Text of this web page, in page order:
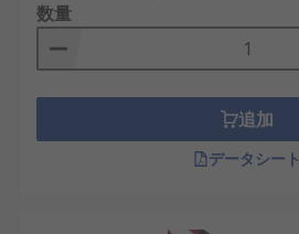
数量
追加
データシート